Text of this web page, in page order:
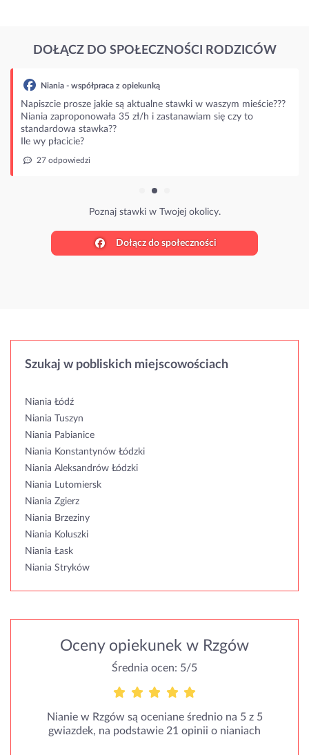
DOŁĄCZ DO SPOŁECZNOŚCI RODZICÓW
Niania - współpraca z opiekunką
Napiszcie prosze jakie są aktualne stawki w waszym mieście???
Niania zaproponowała 35 zł/h i zastanawiam się czy to
standardowa stawka??
Ile wy płacicie?
27 odpowiedzi
Poznaj stawki w Twojej okolicy.
Dołącz do społeczności
Szukaj w pobliskich miejscowościach
Niania Łódź
Niania Tuszyn
Niania Pabianice
Niania Konstantynów Łódzki
Niania Aleksandrów Łódzki
Niania Lutomiersk
Niania Zgierz
Niania Brzeziny
Niania Koluszki
Niania Łask
Niania Stryków
Oceny opiekunek w Rzgów
Średnia ocen: 5/5
Nianie w Rzgów są oceniane średnio na 5 z 5
gwiazdek, na podstawie 21 opinii o nianiach